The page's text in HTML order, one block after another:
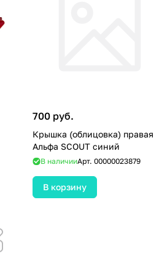
700 руб.
Крышка (облицовка) правая
Альфа SCOUT синий
В наличииАрт. 00000023879
В корзину